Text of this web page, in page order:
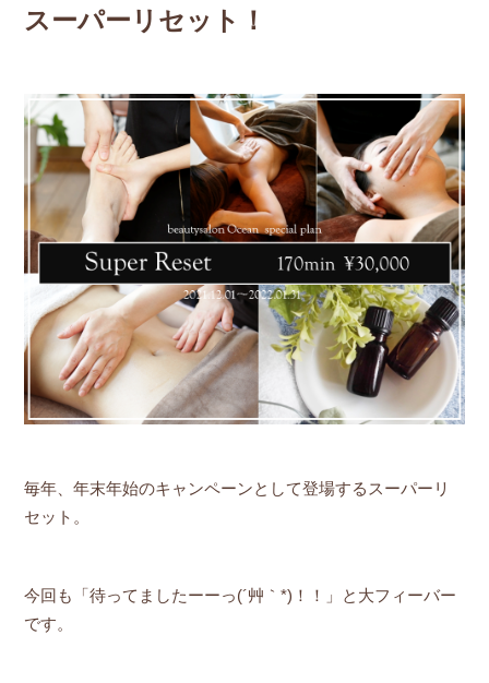
スーパーリセット！
毎年、年末年始のキャンペーンとして登場するスーパーリ
セット。
今回も「待ってましたーーっ(´艸｀*)！！」と大フィーバー
です。